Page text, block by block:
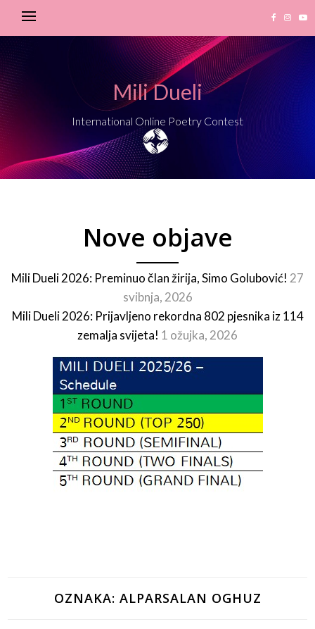
Mili Dueli
International Online Poetry Contest
Nove objave
Mili Dueli 2026: Preminuo član žirija, Simo Golubović! 27
svibnja, 2026
Mili Dueli 2026: Prijavljeno rekordna 802 pjesnika iz 114
zemalja svijeta! 1 ožujka, 2026
OZNAKA: ALPARSALAN OGHUZ